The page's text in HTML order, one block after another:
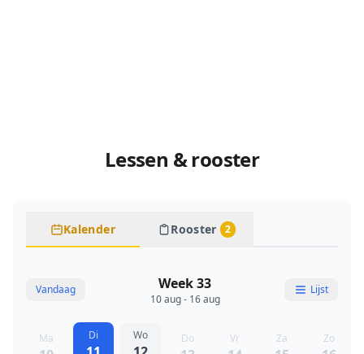
Lessen & rooster
Kalender Rooster 2
Vandaag Week 33
10 aug - 16 aug
Lijst
Ma Di Wo Do Vr Za Zo